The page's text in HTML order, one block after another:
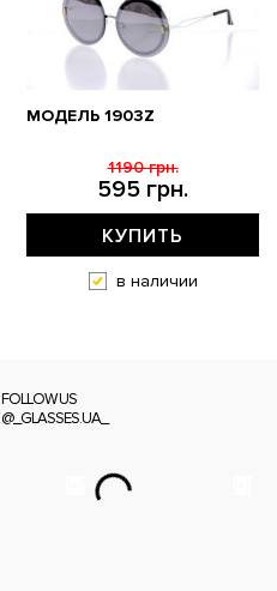
МОДЕЛЬ 1903Z
595 грн.
1190 грн.
КУПИТЬ
в наличии
FOLLOW US
@_GLASSES.UA_